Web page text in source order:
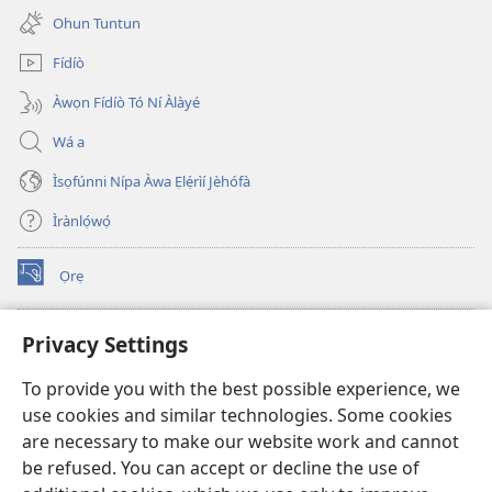
Privacy Settings
To provide you with the best possible experience, we
use cookies and similar technologies. Some cookies
are necessary to make our website work and cannot
be refused. You can accept or decline the use of
new
window)
Ohun Tuntun
Fídíò
Àwọn Fídíò Tó Ní Àlàyé
Wá a
Ìsọfúnni Nípa Àwa Ẹlẹ́rìí Jèhófà
Ìrànlọ́wọ́
Ọrẹ
(opens
new
ÀKÁ ÌWÉ ORÍ ÍŃTÁNẸ́Ẹ̀TÌ TI Watchtower™
(opens
window)JW Hub
(opens
new
window)JW Library
Watchtower Library ®